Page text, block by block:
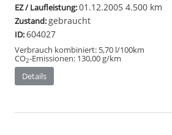
EZ / Laufleistung:01.12.2005 4.500 km
Zustand: gebraucht
ID:604027
Verbrauch kombiniert: 5,70 l/100km
CO2-Emissionen: 130,00 g/km
Details